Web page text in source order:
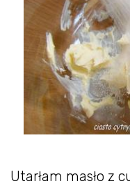
Utarłam masło z